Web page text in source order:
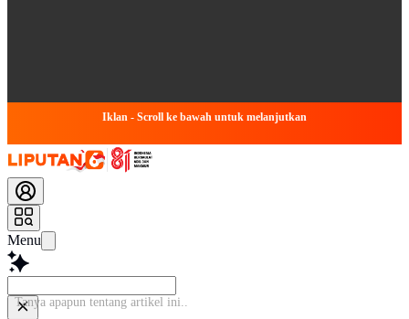
Iklan - Scroll ke bawah untuk melanjutkan
Menu
Tanya apapun tentang artike